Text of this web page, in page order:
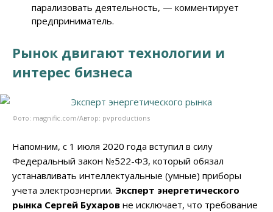
парализовать деятельность, — комментирует
предприниматель.
Рынок двигают технологии и
интерес бизнеса
Фото: magnific.com/Автор: pvproductions
Напомним, с 1 июля 2020 года вступил в силу
Федеральный закон №522-ФЗ, который обязал
устанавливать интеллектуальные (умные) приборы
учета электроэнергии. Эксперт энергетического
рынка Сергей Бухаров не исключает, что требование